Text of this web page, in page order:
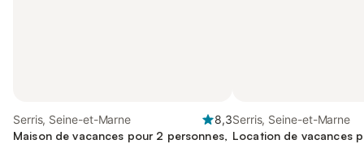
Serris, Seine-et-Marne
8,3
Maison de vacances pour 2 personnes,
Serris, Seine-et-Marne
Location de vacances